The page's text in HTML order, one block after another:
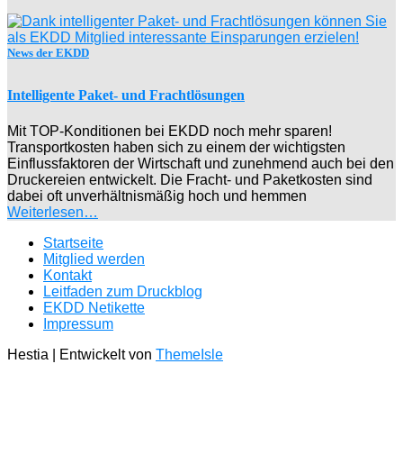
News der EKDD
Intelligente Paket- und Frachtlösungen
Mit TOP-Konditionen bei EKDD noch mehr sparen!
Transportkosten haben sich zu einem der wichtigsten
Einflussfaktoren der Wirtschaft und zunehmend auch bei den
Druckereien entwickelt. Die Fracht- und Paketkosten sind
dabei oft unverhältnismäßig hoch und hemmen
Weiterlesen…
Startseite
Mitglied werden
Kontakt
Leitfaden zum Druckblog
EKDD Netikette
Impressum
Hestia | Entwickelt von ThemeIsle